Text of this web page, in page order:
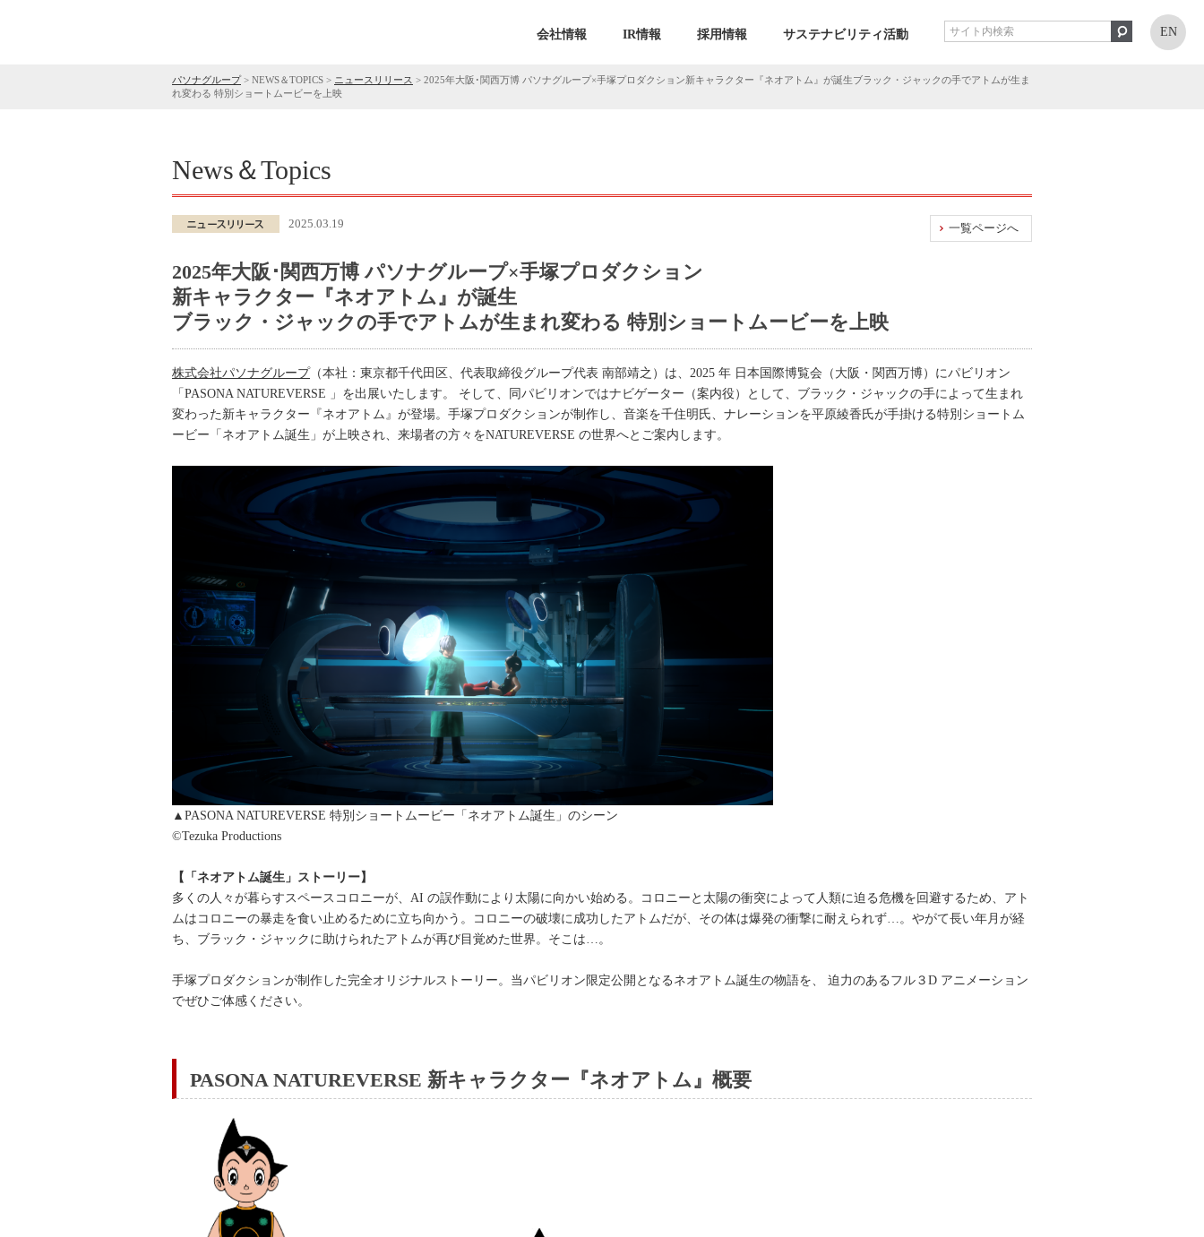
会社情報 IR情報 採用情報 サステナビリティ活動 EN
パソナグループ> NEWS＆TOPICS > ニュースリリース > 2025年大阪･関西万博 パソナグループ×手塚プロダクション新キャラクター『ネオアトム』が誕生ブラック・ジャックの手でアトムが生ま
れ変わる 特別ショートムービーを上映
News＆Topics
一覧ページへ
2025.03.19
2025年大阪･関西万博 パソナグループ×手塚プロダクション
新キャラクター『ネオアトム』が誕生
ブラック・ジャックの手でアトムが生まれ変わる 特別ショートムービーを上映
株式会社パソナグループ （本社：東京都千代田区、代表取締役グループ代表 南部靖之）は、2025 年 日本国際博覧会（大阪・関西万博）にパビリオン
「PASONA NATUREVERSE 」を出展いたします。 そして、同パビリオンではナビゲーター（案内役）として、ブラック・ジャックの手によって生まれ
変わった新キャラクター『ネオアトム』が登場。手塚プロダクションが制作し、音楽を千住明氏、ナレーションを平原綾香氏が手掛ける特別ショートム
ービー「ネオアトム誕生」が上映され、来場者の方々をNATUREVERSE の世界へとご案内します。
▲PASONA NATUREVERSE 特別ショートムービー「ネオアトム誕生」のシーン
©Tezuka Productions
【「ネオアトム誕生」ストーリー】
多くの人々が暮らすスペースコロニーが、AI の誤作動により太陽に向かい始める。コロニーと太陽の衝突によって人類に迫る危機を回避するため、アト
ムはコロニーの暴走を食い止めるために立ち向かう。コロニーの破壊に成功したアトムだが、その体は爆発の衝撃に耐えられず…。やがて長い年月が経
ち、ブラック・ジャックに助けられたアトムが再び目覚めた世界。そこは…。
手塚プロダクションが制作した完全オリジナルストーリー。当パビリオン限定公開となるネオアトム誕生の物語を、 迫力のあるフル３D アニメーション
でぜひご体感ください。
PASONA NATUREVERSE 新キャラクター『ネオアトム』概要